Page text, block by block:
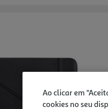
Ao clicar em
cookies no seu